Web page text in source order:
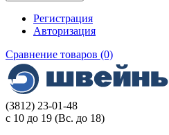
Регистрация
Авторизация
Сравнение товаров (0)
(3812) 23-01-48
с 10 до 19 (Вс. до 18)